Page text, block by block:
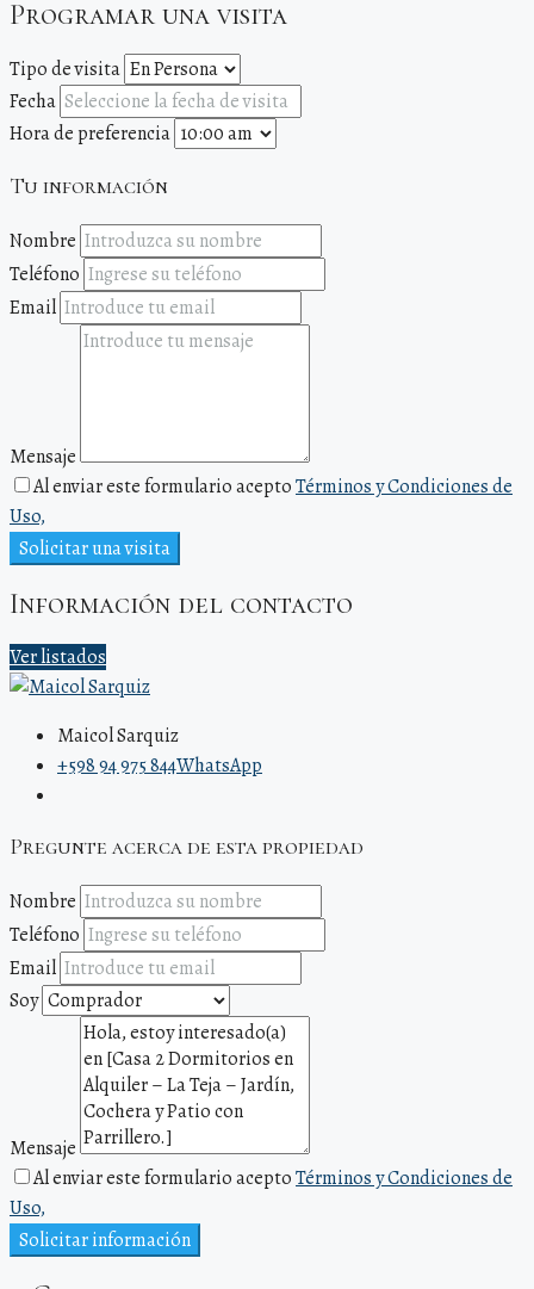
Programar una visita
Tipo de visita
Fecha
Hora de preferencia
Tu información
Nombre
Teléfono
Email
Mensaje
Al enviar este formulario aceptoTérminos y Condiciones de
Uso,
Solicitar una visita
Información del contacto
Ver listados
Maicol Sarquiz
+598 94 975 844WhatsApp
Pregunte acerca de esta propiedad
Nombre
Teléfono
Email
Soy
Mensaje
Al enviar este formulario aceptoTérminos y Condiciones de
Uso,
Solicitar información